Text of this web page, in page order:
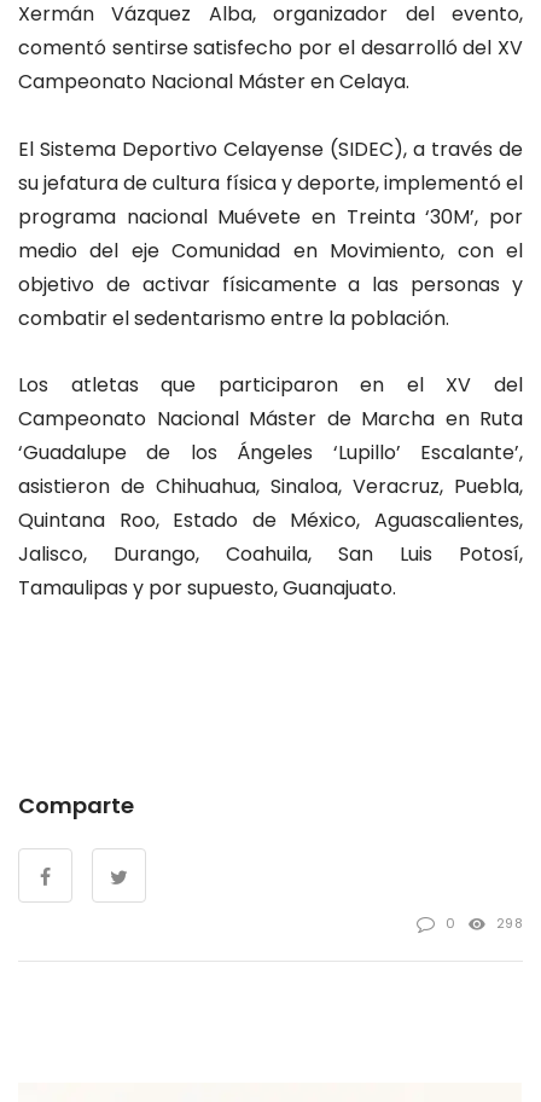
Xermán Vázquez Alba, organizador del evento,
comentó sentirse satisfecho por el desarrolló del XV
Campeonato Nacional Máster en Celaya.
El Sistema Deportivo Celayense (SIDEC), a través de
su jefatura de cultura física y deporte, implementó el
programa nacional Muévete en Treinta ‘30M’, por
medio del eje Comunidad en Movimiento, con el
objetivo de activar físicamente a las personas y
combatir el sedentarismo entre la población.
Los atletas que participaron en el XV del
Campeonato Nacional Máster de Marcha en Ruta
‘Guadalupe de los Ángeles ‘Lupillo’ Escalante’,
asistieron de Chihuahua, Sinaloa, Veracruz, Puebla,
Quintana Roo, Estado de México, Aguascalientes,
Jalisco, Durango, Coahuila, San Luis Potosí,
Tamaulipas y por supuesto, Guanajuato.
Comparte
0 298